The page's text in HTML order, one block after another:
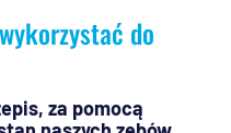
do
za pomocą